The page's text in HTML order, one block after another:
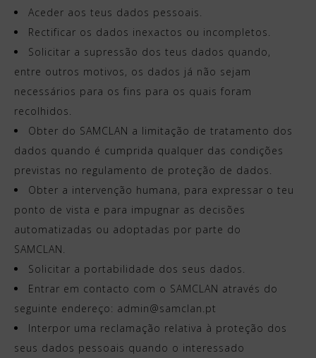
Aceder aos teus dados pessoais.
Rectificar os dados inexactos ou incompletos.
Solicitar a supressão dos teus dados quando,
entre outros motivos, os dados já não sejam
necessários para os fins para os quais foram
recolhidos.
Obter do SAMCLAN a limitação de tratamento dos
dados quando é cumprida qualquer das condições
previstas no regulamento de proteção de dados.
Obter a intervenção humana, para expressar o teu
ponto de vista e para impugnar as decisões
automatizadas ou adoptadas por parte do
SAMCLAN.
Solicitar a portabilidade dos seus dados.
Entrar em contacto com o SAMCLAN através do
seguinte endereço: admin@samclan.pt
Interpor uma reclamação relativa à proteção dos
seus dados pessoais quando o interessado